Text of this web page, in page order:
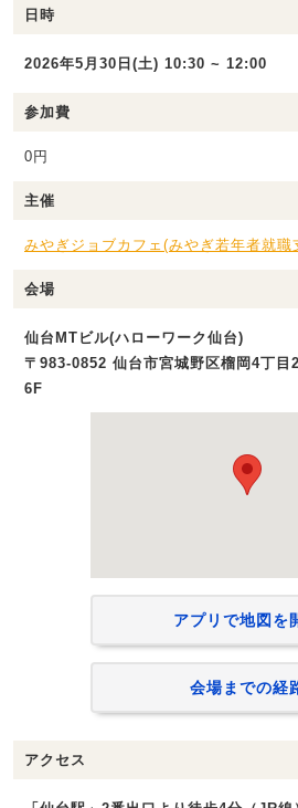
日時
2026年5月30日(土) 10:30 ~ 12:00
参加費
0円
主催
みやぎジョブカフェ(みやぎ若年者就職
会場
仙台MTビル(ハローワーク仙台)
〒983-0852 仙台市宮城野区榴岡4丁目
6F
アプリで地図を
会場までの経
アクセス